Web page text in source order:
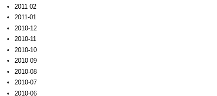
2011-02
2011-01
2010-12
2010-11
2010-10
2010-09
2010-08
2010-07
2010-06